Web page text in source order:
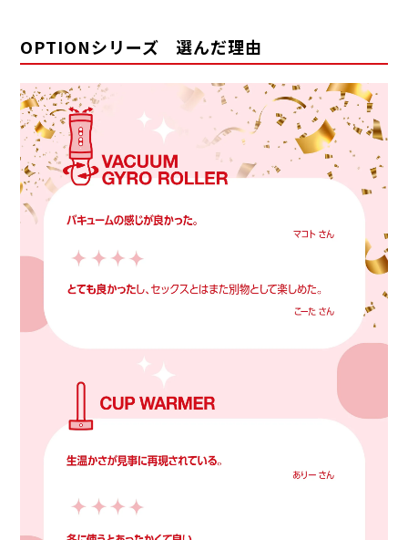
OPTIONシリーズ 選んだ理由